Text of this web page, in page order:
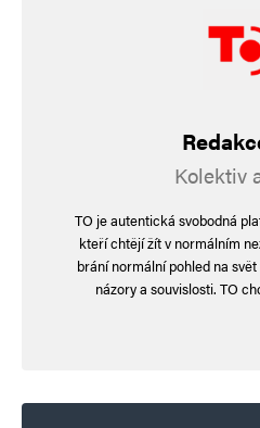
Kolektiv
TO je autentická svobodná
kteří chtějí žít v normálním
brání normální pohled na
názory a souvislosti. TO